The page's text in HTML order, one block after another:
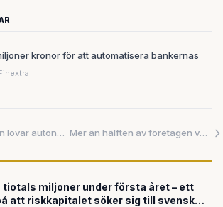
kronor för att automatisera bankernas
Teknikbranschen lovar autonoma AI-agenter – forskningen visar att den bästa modellen knappt når hälften rätt
Mer än hälften av företagen vet inte vad deras egna AI-agenter gör
tiotals miljoner under första året – ett
att riskkapitalet söker sig till svensk